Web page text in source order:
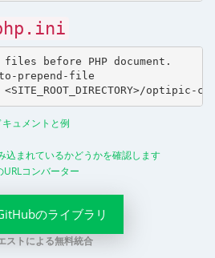
before PHP document.
prepend-file
ュメントと例
込まれているかどうかを確認します
コンバーター
のライブラリ
ストによる無料統合